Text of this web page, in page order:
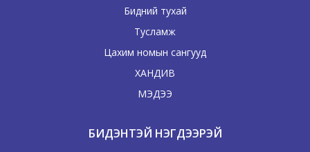
Бидний тухай
Тусламж
Цахим номын сангууд
ХАНДИВ
МЭДЭЭ
БИДЭНТЭЙ НЭГДЭЭРЭЙ